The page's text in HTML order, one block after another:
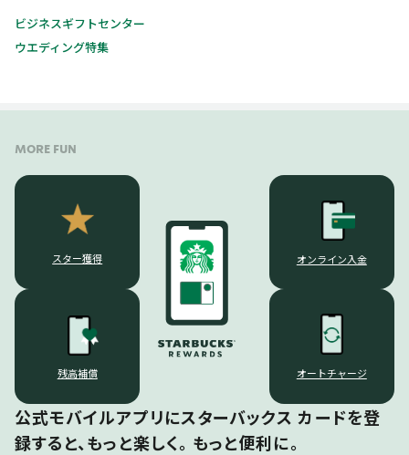
ビジネスギフトセンター
ウエディング特集
MORE FUN
スター獲得
残高補償
オンライン入金
オートチャージ
公式モバイルアプリにスターバックス カードを登
録すると、もっと楽しく。 もっと便利に。